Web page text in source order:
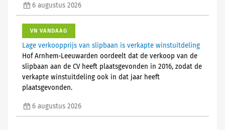
6 augustus 2026
VN VANDAAG
Lage verkoopprijs van slipbaan is verkapte winstuitdeling
Hof Arnhem-Leeuwarden oordeelt dat de verkoop van de
slipbaan aan de CV heeft plaatsgevonden in 2016, zodat de
verkapte winstuitdeling ook in dat jaar heeft
plaatsgevonden.
6 augustus 2026